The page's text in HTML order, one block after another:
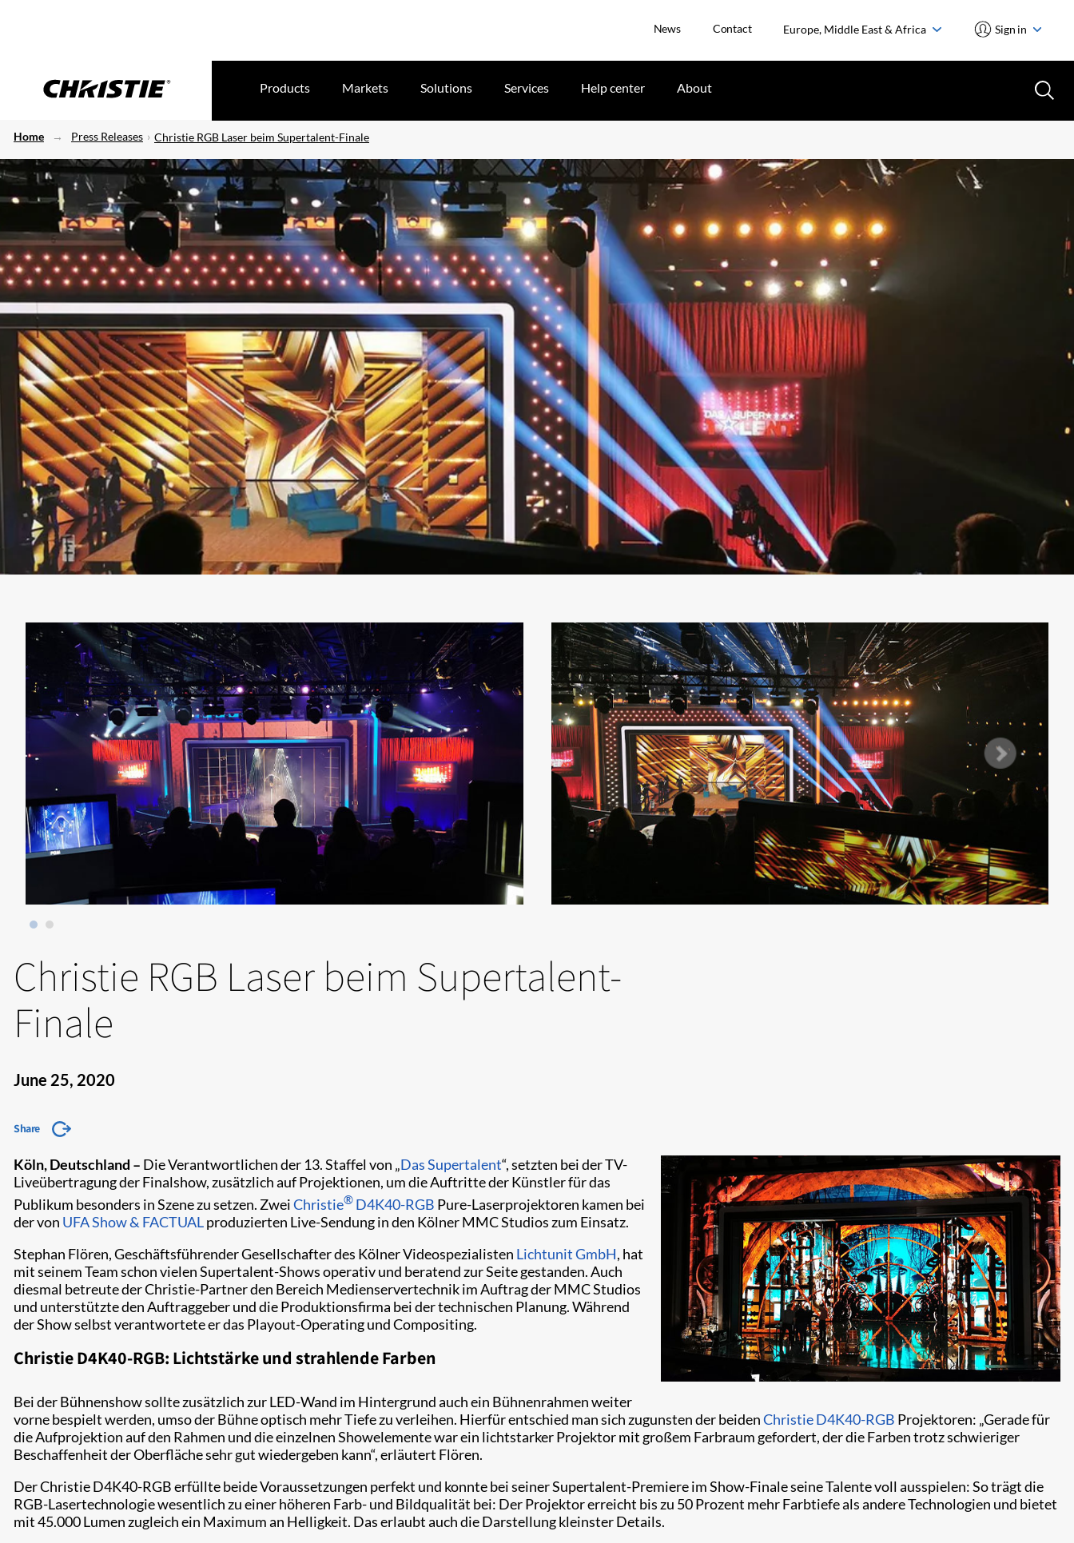
News Contact Europe, Middle East & Africa Sign in
Products Markets Solutions Services Help center About
Home Press Releases Christie RGB Laser beim Supertalent-Finale
Christie RGB Laser beim Supertalent-
Finale
June 25, 2020
Share
Köln, Deutschland – Die Verantwortlichen der 13. Staffel von „Das Supertalent“, setzten bei der TV-
Liveübertragung der Finalshow, zusätzlich auf Projektionen, um die Auftritte der Künstler für das
Publikum besonders in Szene zu setzen. ZweiChristie® D4K40-RGB Pure-Laserprojektoren kamen bei
der von UFA Show & FACTUALproduzierten Live-Sendung in den Kölner MMC Studios zum Einsatz.
Stephan Flören, Geschäftsführender Gesellschafter des Kölner Videospezialisten Lichtunit GmbH, hat
mit seinem Team schon vielen Supertalent-Shows operativ und beratend zur Seite gestanden. Auch
diesmal betreute der Christie-Partner den Bereich Medienservertechnik im Auftrag der MMC Studios
und unterstützte den Auftraggeber und die Produktionsfirma bei der technischen Planung. Während
der Show selbst verantwortete er das Playout-Operating und Compositing.
Christie D4K40-RGB: Lichtstärke und strahlende Farben
Bei der Bühnenshow sollte zusätzlich zur LED-Wand im Hintergrund auch ein Bühnenrahmen weiter
vorne bespielt werden, umso der Bühne optisch mehr Tiefe zu verleihen. Hierfür entschied man sich zugunsten der beidenChristie D4K40-RGB Projektoren: „Gerade für
die Aufprojektion auf den Rahmen und die einzelnen Showelemente war ein lichtstarker Projektor mit großem Farbraum gefordert, der die Farben trotz schwieriger
Beschaffenheit der Oberfläche sehr gut wiedergeben kann“, erläutert Flören.
Der Christie D4K40-RGB erfüllte beide Voraussetzungen perfekt und konnte bei seiner Supertalent-Premiere im Show-Finale seine Talente voll ausspielen: So trägt die
RGB-Lasertechnologie wesentlich zu einer höheren Farb- und Bildqualität bei: Der Projektor erreicht bis zu 50 Prozent mehr Farbtiefe als andere Technologien und bietet
mit 45.000 Lumen zugleich ein Maximum an Helligkeit. Das erlaubt auch die Darstellung kleinster Details.